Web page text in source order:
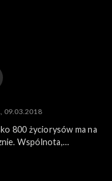
09.03.2018
800 życiorysów ma na
Wspólnota,
na zakręcie i życiowych